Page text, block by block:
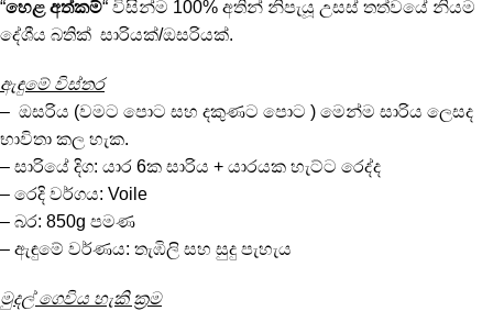
“හෙළ අත්කම්“ විසින්ම 100% අතින් නිපැයූ උසස් තත්වයේ නියම
දේශීය බතික් සාරියක්/ඔසරියක්.
ඇඳුමේ විස්තර
– ඔසරිය (වමට පොට සහ දකුණට පොට ) මෙන්ම සාරිය ලෙසද
භාවිතා කල හැක.
– සාරියේ දිග: යාර 6ක සාරිය + යාරයක හැට්ට රෙද්ද
– රෙදි වර්ගය: Voile
– බර: 850g පමණ
– ඇඳුමේ වර්ණය: තැඹිලි සහ සුදු පැහැය
මුදල් ගෙවිය හැකි ක්‍රම